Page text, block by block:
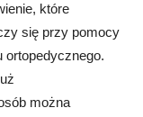
które
się przy pomocy
ortopedycznego.
można